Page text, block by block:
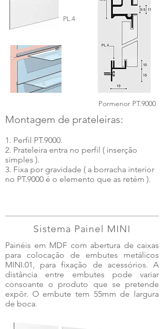
PL.4
Pormenor PT.9000
Montagem de prateleiras:
1. Perfil PT.9000.
2. Prateleira entra no perfil ( inserção
simples ).
3. Fixa por gravidade ( a borracha interior
no PT.9000 é o elemento que as retém ).
Sistema Painel MINI
Painéis em MDF com abertura de caixas
para colocação de embutes metálicos
MINI.01, para fixação de acessórios. A
distância entre embutes pode variar
consoante o produto que se pretende
expôr. O embute tem 55mm de largura
de boca.